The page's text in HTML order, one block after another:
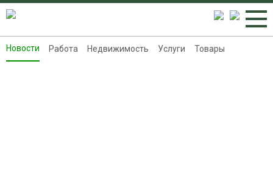
Новости
Новости Работа Недвижимость Услуги Товары